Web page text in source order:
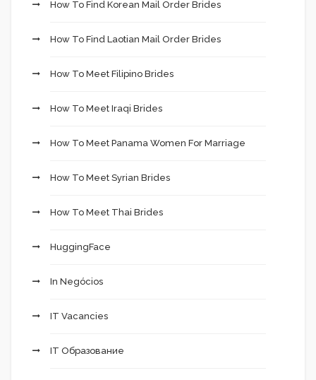
How To Find Korean Mail Order Brides
How To Find Laotian Mail Order Brides
How To Meet Filipino Brides
How To Meet Iraqi Brides
How To Meet Panama Women For Marriage
How To Meet Syrian Brides
How To Meet Thai Brides
HuggingFace
In Negócios
IT Vacancies
IT Образование